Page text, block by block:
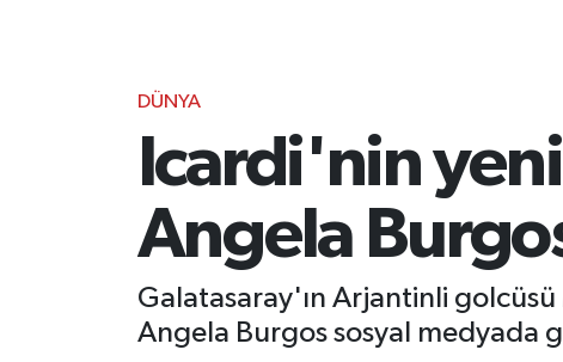
DÜNYA
Icardi'nin
Angela
Galatasaray'ın Arjantinli
Angela Burgos sosyal medyada